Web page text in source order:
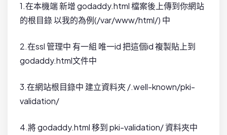
1.在本機端 新增 godaddy.html 檔案後上傳到你網站
的根目錄 以我的為例(/var/www/html/) 中
2.在ssl 管理中 有一組 唯一id 把這個id 複製貼上到
godaddy.html文件中
3.在網站根目錄中 建立資料夾 /.well-known/pki-
validation/
4.將 godaddy.html 移到 pki-validation/ 資料夾中